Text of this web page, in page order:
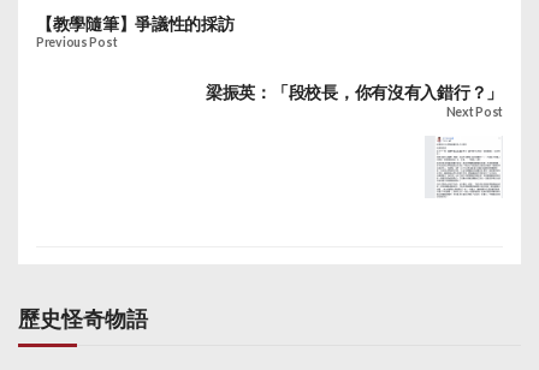
【教學隨筆】爭議性的採訪
Previous Post
梁振英：「段校長，你有沒有入錯行？」
Next Post
歷史怪奇物語